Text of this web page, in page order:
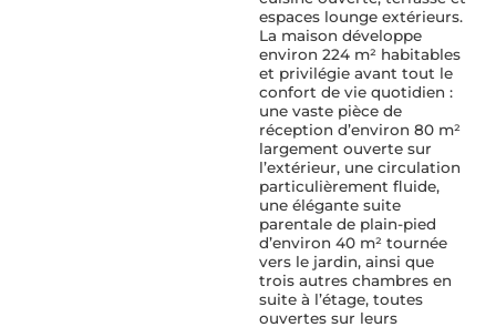
espaces lounge extérieurs.
La maison développe
environ 224 m² habitables
et privilégie avant tout le
confort de vie quotidien :
une vaste pièce de
réception d’environ 80 m²
largement ouverte sur
l’extérieur, une circulation
particulièrement fluide,
une élégante suite
parentale de plain-pied
d’environ 40 m² tournée
vers le jardin, ainsi que
trois autres chambres en
suite à l’étage, toutes
ouvertes sur leurs